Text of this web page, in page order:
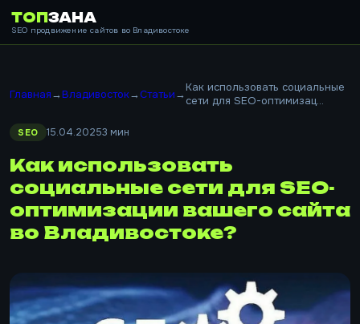
ТОП ЗАНА
SEO продвижение сайтов во Владивостоке
Главная→Владивосток→Статьи→Как использовать социальные
сети для SEO-оптимизац...
SEO 15.04.20253 мин
Как использовать
социальные сети для SEO-
оптимизации вашего сайта
во Владивостоке?